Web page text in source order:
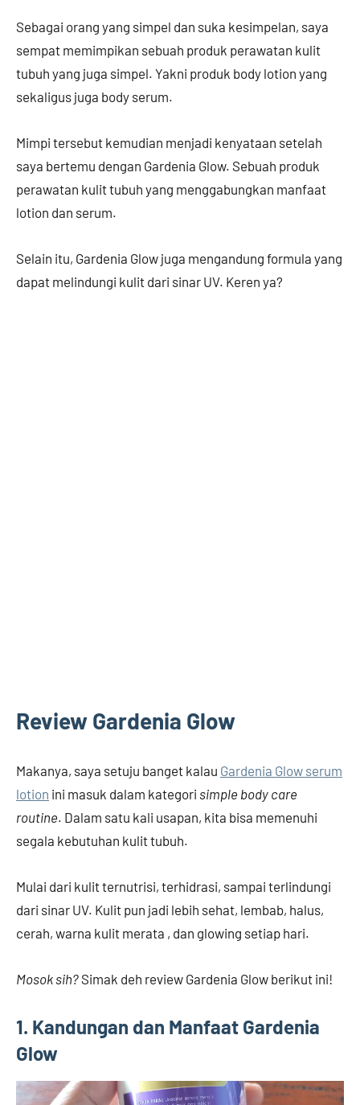
Sebagai orang yang simpel dan suka kesimpelan, saya
sempat memimpikan sebuah produk perawatan kulit
tubuh yang juga simpel. Yakni produk body lotion yang
sekaligus juga body serum.
Mimpi tersebut kemudian menjadi kenyataan setelah
saya bertemu dengan Gardenia Glow. Sebuah produk
perawatan kulit tubuh yang menggabungkan manfaat
lotion dan serum.
Selain itu, Gardenia Glow juga mengandung formula yang
dapat melindungi kulit dari sinar UV. Keren ya?
Review Gardenia Glow
Makanya, saya setuju banget kalau Gardenia Glow serum
lotion ini masuk dalam kategori simple body care
routine. Dalam satu kali usapan, kita bisa memenuhi
segala kebutuhan kulit tubuh.
Mulai dari kulit ternutrisi, terhidrasi, sampai terlindungi
dari sinar UV. Kulit pun jadi lebih sehat, lembab, halus,
cerah, warna kulit merata , dan glowing setiap hari.
Mosok sih? Simak deh review Gardenia Glow berikut ini!
1. Kandungan dan Manfaat Gardenia
Glow